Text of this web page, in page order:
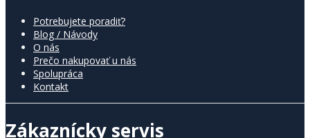
Potrebujete poradiť?
Blog / Návody
O nás
Prečo nakupovať u nás
Spolupráca
Kontakt
Zákaznícky servis